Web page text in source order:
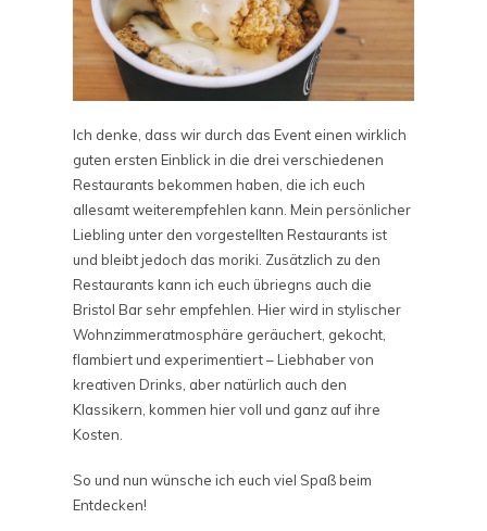
Ich denke, dass wir durch das Event einen wirklich
guten ersten Einblick in die drei verschiedenen
Restaurants bekommen haben, die ich euch
allesamt weiterempfehlen kann. Mein persönlicher
Liebling unter den vorgestellten Restaurants ist
und bleibt jedoch das moriki. Zusätzlich zu den
Restaurants kann ich euch übriegns auch die
Bristol Bar sehr empfehlen. Hier wird in stylischer
Wohnzimmeratmosphäre geräuchert, gekocht,
flambiert und experimentiert – Liebhaber von
kreativen Drinks, aber natürlich auch den
Klassikern, kommen hier voll und ganz auf ihre
Kosten.
So und nun wünsche ich euch viel Spaß beim
Entdecken!